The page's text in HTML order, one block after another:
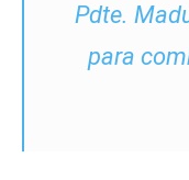
Pdte.
para